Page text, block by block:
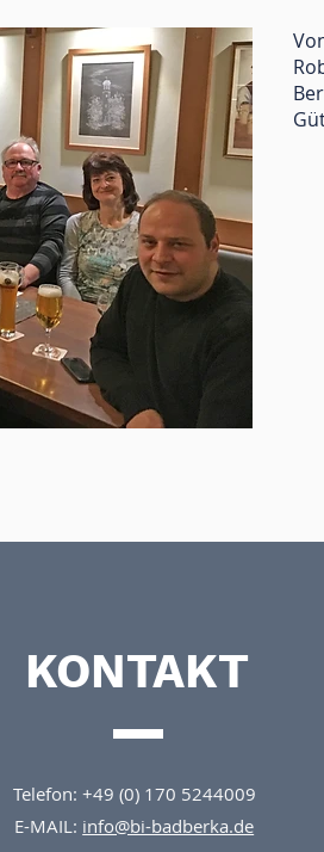
KONTAKT
Telefon: +49 (0) 170 5244009
E-MAIL: info@bi-badberka.de